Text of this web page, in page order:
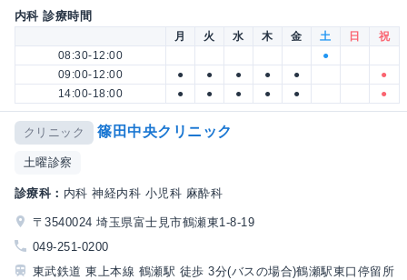
内科 診療時間
月 火 水 木 金 土 日
祝
08:30-12:00
●
09:00-12:00
● ● ● ● ●
●
14:00-18:00
● ● ● ● ● ●
クリニック 篠田中央クリニック
土曜診察
診療科： 内科 神経内科 小児科 麻酔科
〒3540024 埼玉県富士見市鶴瀬東1-8-19
049-251-0200
東武鉄道 東上本線 鶴瀬駅 徒歩 3分(バスの場合)鶴瀬駅東口停留所